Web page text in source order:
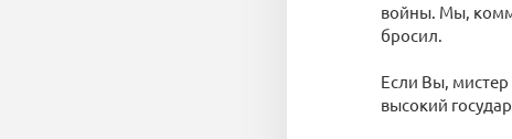
войны. Мы,
бросил.
Если Вы,
высокий